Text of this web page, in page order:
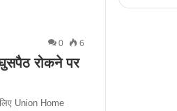
0 6
रोकने पर
Union Home